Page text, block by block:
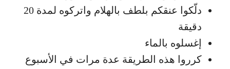
دلّكوا عنقكم بلطف بالهلام واتركوه لمدة 20
دقيقة
إغسلوه بالماء
كرروا هذه الطريقة عدة مرات في الأسبوع